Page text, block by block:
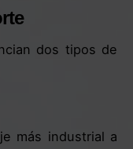
dos tipos de
más industrial a